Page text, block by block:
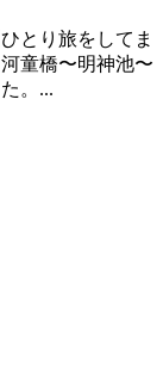
とり旅をしてま
童橋〜明神池〜
。...